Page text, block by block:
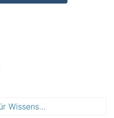
Die Hochschule : Journal für Wissenschaft und Bildung